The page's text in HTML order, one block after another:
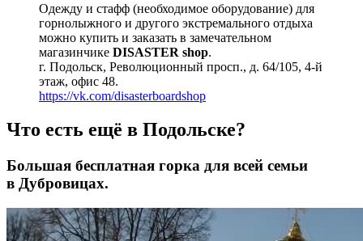
Одежду и стафф (необходимое оборудование) для
горнолыжного и другого экстремального отдыха
можно купить и заказать в замечательном
магазинчике DISASTER shop.
г. Подольск, Революционный просп., д. 64/105, 4-й
этаж, офис 48.
https://vk.com/disasterboardshop
Что есть ещё в Подольске?
Большая бесплатная горка для всей семьи
в Дубровицах.